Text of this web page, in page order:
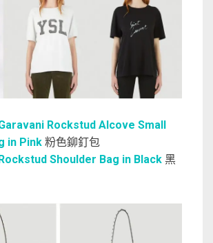
Rockstud Alcove Small
in Pink 粉色鉚釘包
Shoulder Bag in Black 黑